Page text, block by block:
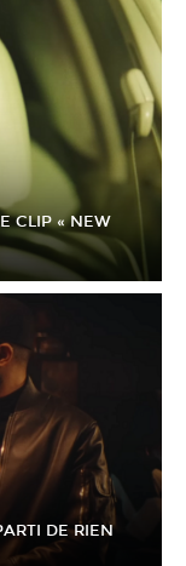
CLIP « NEW
DE RIEN